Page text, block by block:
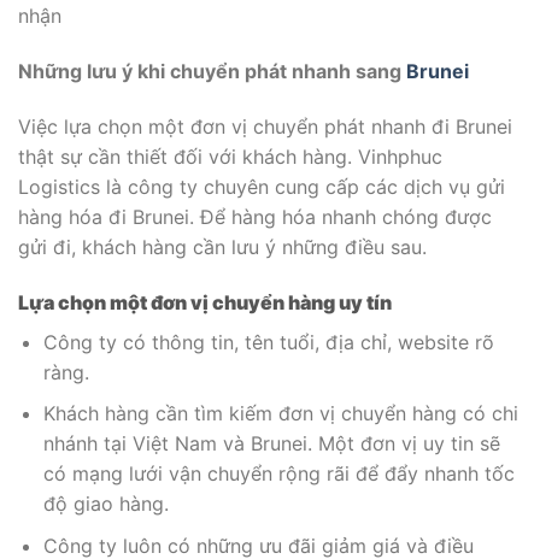
nhận
Những lưu ý khi chuyển phát nhanh sang Brunei
Việc lựa chọn một đơn vị chuyển phát nhanh đi Brunei
thật sự cần thiết đối với khách hàng. Vinhphuc
Logistics là công ty chuyên cung cấp các dịch vụ gửi
hàng hóa đi Brunei. Để hàng hóa nhanh chóng được
gửi đi, khách hàng cần lưu ý những điều sau.
Lựa chọn một đơn vị chuyển hàng uy tín
Công ty có thông tin, tên tuổi, địa chỉ, website rõ
ràng.
Khách hàng cần tìm kiếm đơn vị chuyển hàng có chi
nhánh tại Việt Nam và Brunei. Một đơn vị uy tin sẽ
có mạng lưới vận chuyển rộng rãi để đẩy nhanh tốc
độ giao hàng.
Công ty luôn có những ưu đãi giảm giá và điều